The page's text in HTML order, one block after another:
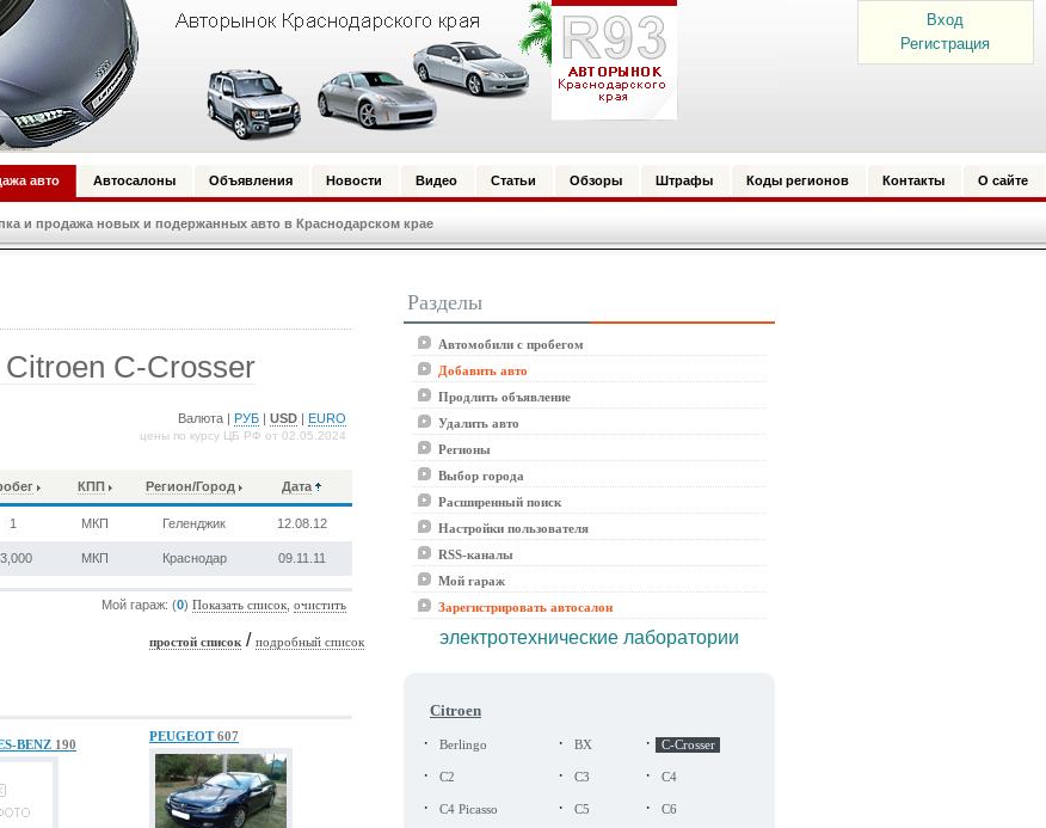
Вход
Регистрация
авто Автосалоны Объявления Новости Видео Статьи Обзоры Штрафы Коды регионов Контакты О сайте
и продажа новых и подержанных авто в Краснодарском крае
C-Crosser
Валюта | РУБ |USD EURO
цены по курсу ЦБ РФ от 02.05.2024
КПП Регион/Город Дата
1 МКП Геленджик 12.08.12
МКП Краснодар 09.11.11
Мой гараж: (0)Показать список ,очистить
простой список /подробный список
BENZ 190
PEUGEOT607
Разделы
Автомобили с пробегом
Добавить авто
Продлить объявление
Удалить авто
Регионы
Выбор города
Расширенный поиск
Настройки пользователя
RSS-каналы
Мой гараж
Зарегистрировать автосалон
электротехнические лаборатории
Citroen
· Berlingo · BX · C-Crosser
· C2 · C3 · C4
· C4 Picasso · C5 · C6